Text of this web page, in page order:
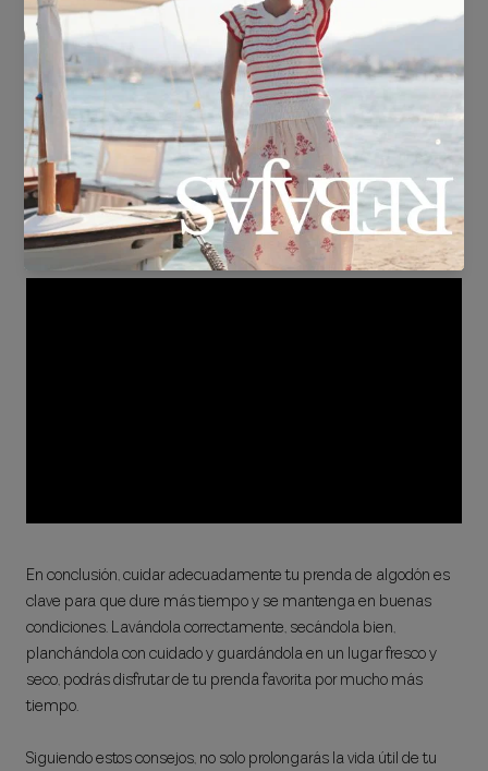
para evitar la aparición de moho o malos olores.
Para una mejor organización, usa cajas de almacenamiento o
separadores en tu armario. También puedes agregar bolsitas de
lavanda o carbón activado para mantener las prendas frescas y
libres de humedad.
Aquí tienes un vídeo de la conocidísima experta en organización
Mari Kondo con un método infalible
En conclusión, cuidar adecuadamente tu prenda de algodón es
clave para que dure más tiempo y se mantenga en buenas
condiciones. Lavándola correctamente, secándola bien,
planchándola con cuidado y guardándola en un lugar fresco y
seco, podrás disfrutar de tu prenda favorita por mucho más
tiempo.
Siguiendo estos consejos, no solo prolongarás la vida útil de tu